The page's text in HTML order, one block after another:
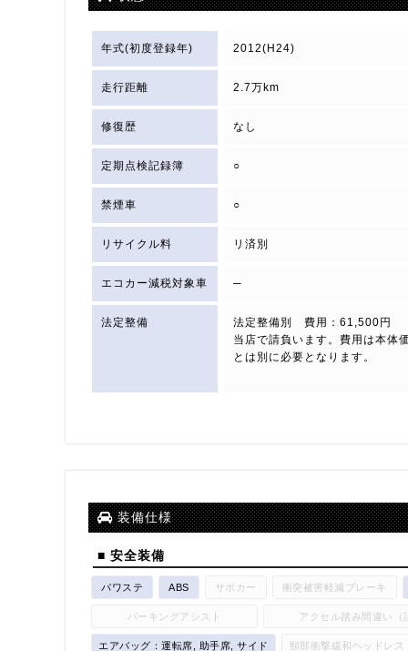
年式(初度登録年) 2012(H24)
走行距離 2.7万km
修復歴 なし
定期点検記録簿 ○
禁煙車 ○
リサイクル料 リ済別
エコカー減税対象車 ─
法定整備
法定整備別 費用：61,500円
当店で請負います。費用は本体
とは別に必要となります。
装備仕様
■ 安全装備
パワステ ABS サポカー 衝突被害軽減ブレーキ
パーキングアシスト アクセル踏み間違い（
エアバッグ：運転席, 助手席, サイド 頸部衝撃緩和ヘッドレス